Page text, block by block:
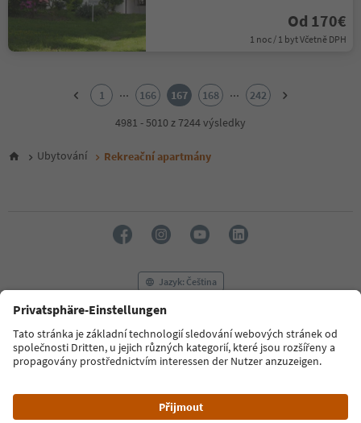
Od 170€
1 noc / 1 byt Včetně DPH
6
16
17
18
19
21
1 ... 166 167 168 ...
242
4981 - 5010 z 7244 výsledky
Ubytování Rekreační apartmány
Jazyk: Čeština
FAQ Kontaktujte nás Tisk
MICE
Zásady ochrany osobních údajů
Podmínky a ujednání
Tiráž
Prohlášení o přístupnosti